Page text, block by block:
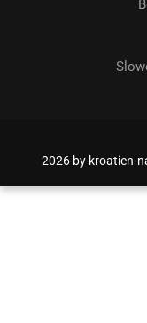
2026 by kroatien-